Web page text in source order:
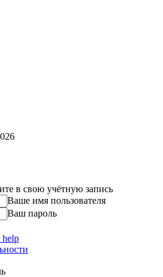
в свою учётную запись
Ваше имя пользователя
Ваш пароль
help